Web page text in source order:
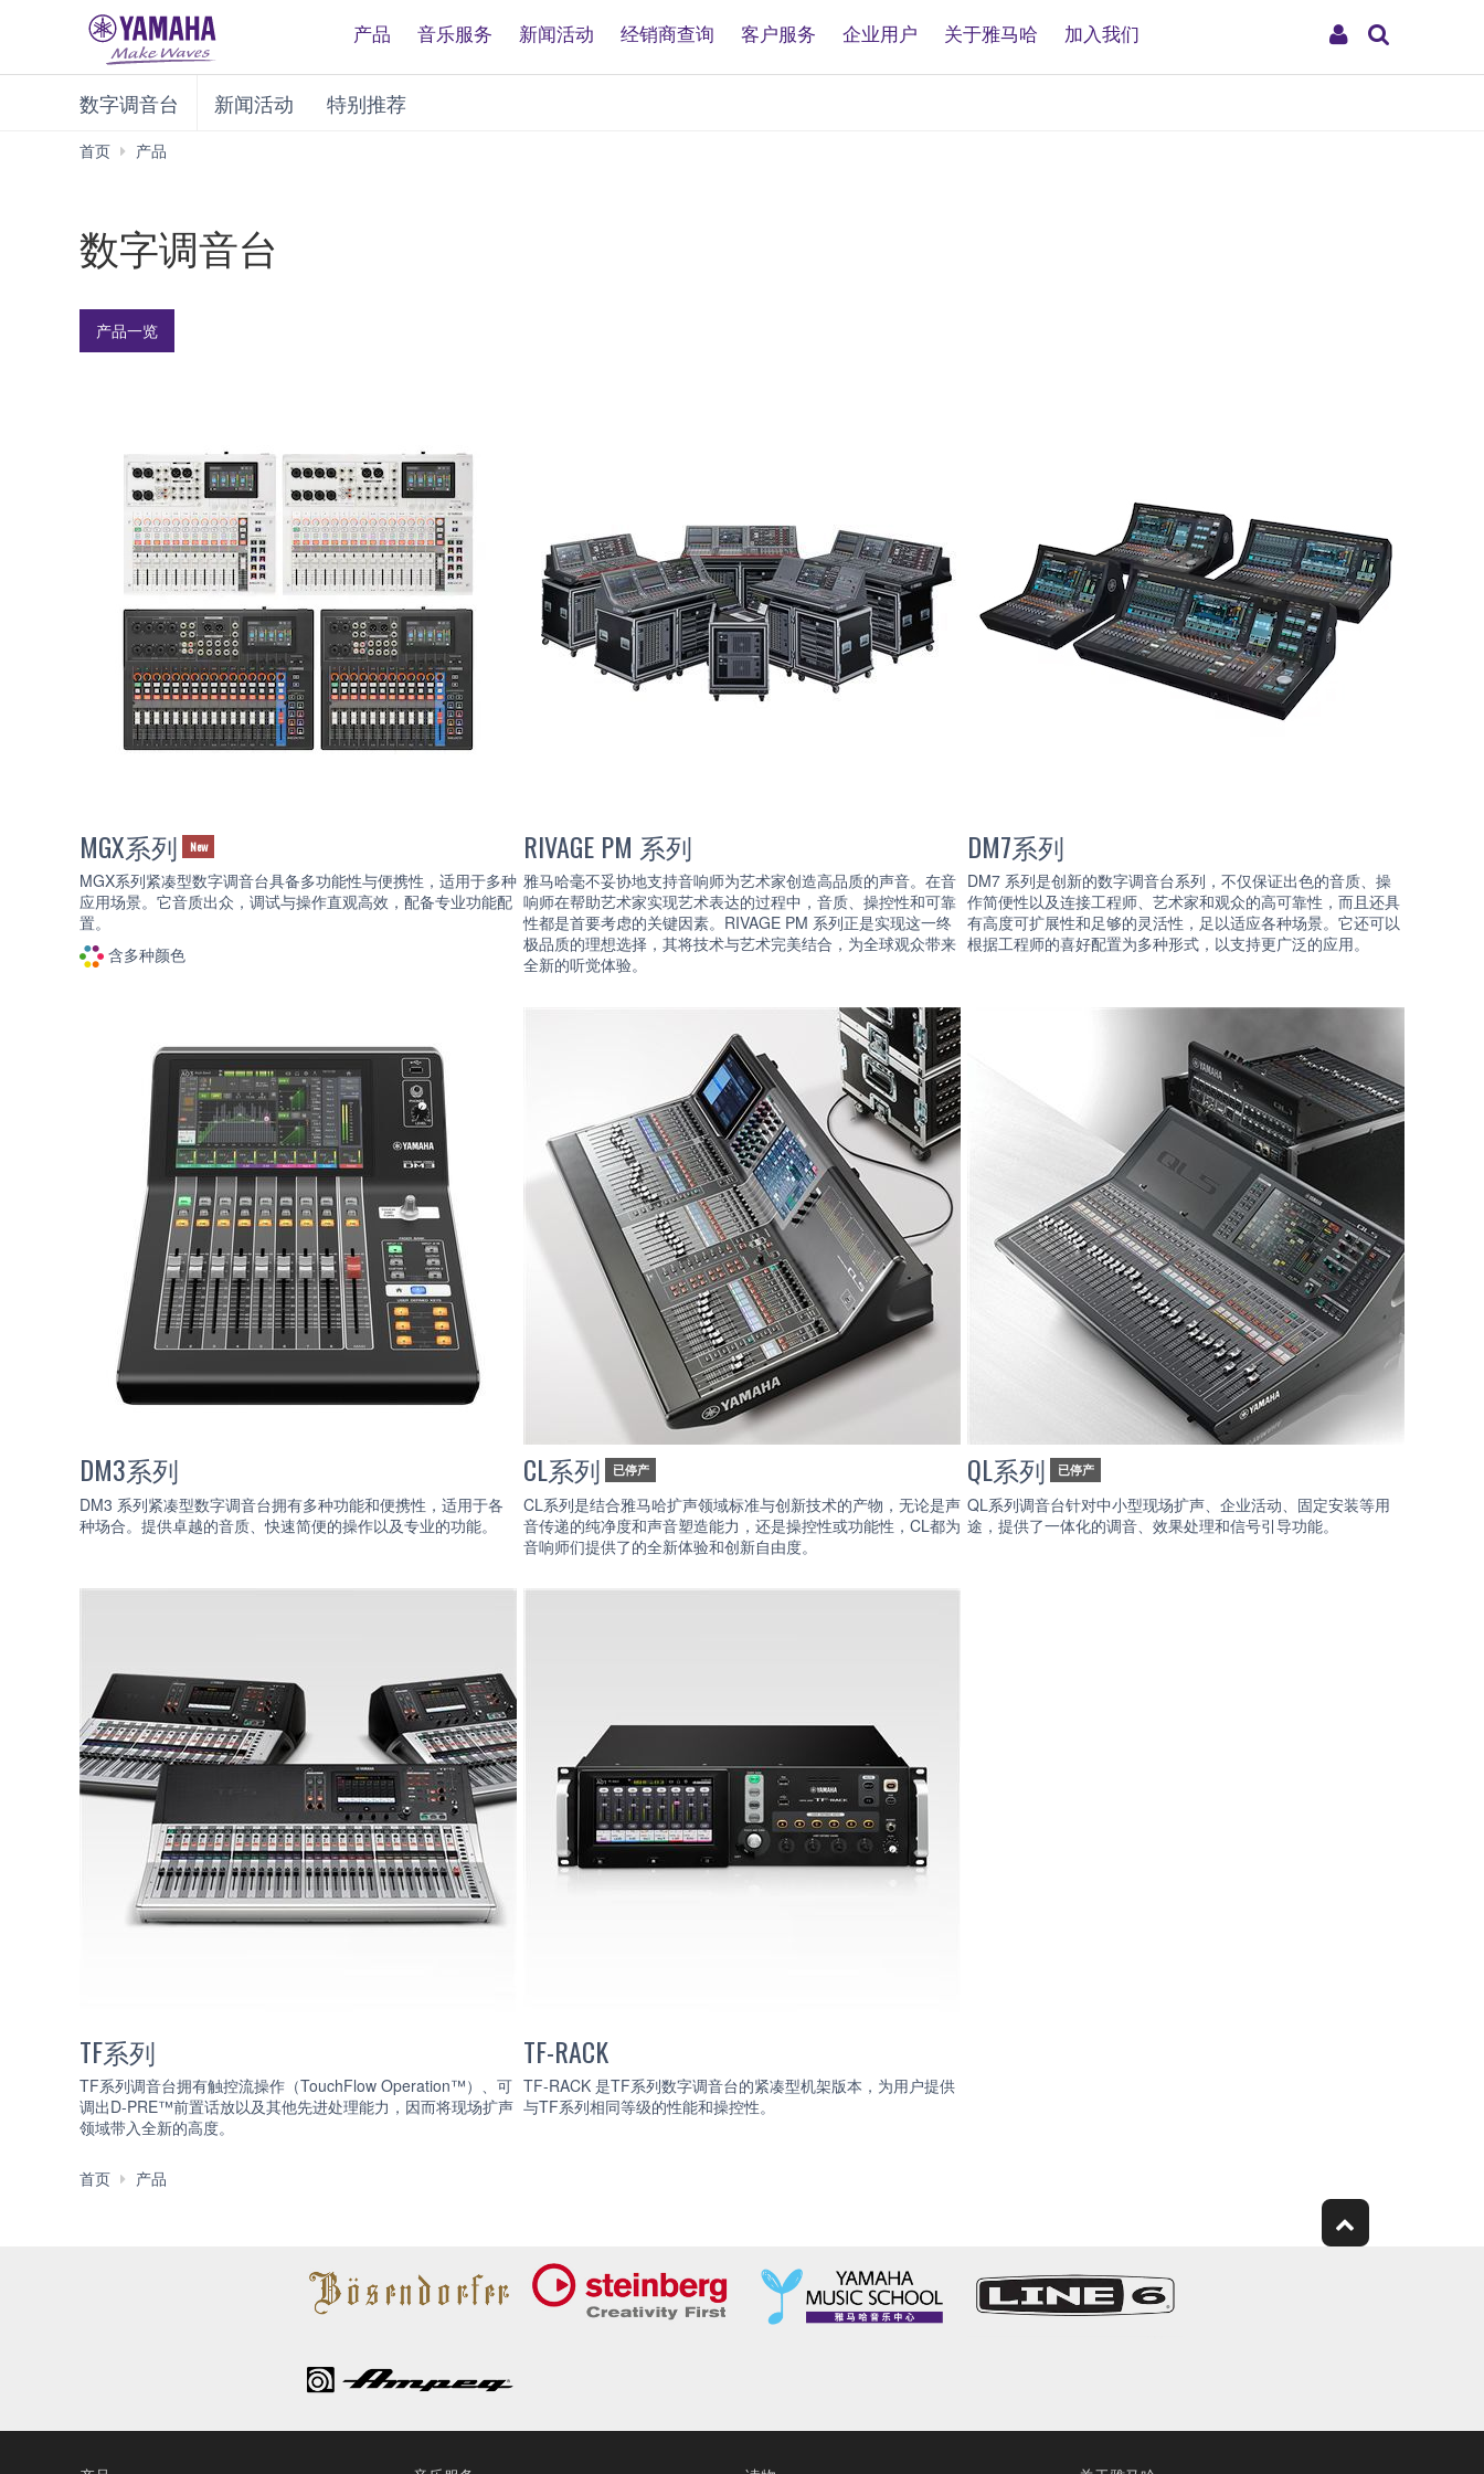
My
产品 音乐服务 新闻活动 经销商查询 客户服务 企业用户 关于雅马哈 加入我们
数字调音台 新闻活动 特别推荐
首页 产品
台
数字调音台
产品一览
MGX系列 New
MGX系列紧凑型数字调音台具备多功能性与便携性，适用于多种
应用场景。它音质出众，调试与操作直观高效，配备专业功能配
置。
含多种颜色
RIVAGE PM 系列
雅马哈毫不妥协地支持音响师为艺术家创造高品质的声音。在音
响师在帮助艺术家实现艺术表达的过程中，音质、操控性和可靠
性都是首要考虑的关键因素。RIVAGE PM 系列正是实现这一终
极品质的理想选择，其将技术与艺术完美结合，为全球观众带来
全新的听觉体验。
DM7系列
DM7 系列是创新的数字调音台系列，不仅保证出色的音质、操
作简便性以及连接工程师、艺术家和观众的高可靠性，而且还具
有高度可扩展性和足够的灵活性，足以适应各种场景。它还可以
根据工程师的喜好配置为多种形式，以支持更广泛的应用。
DM3系列
DM3 系列紧凑型数字调音台拥有多种功能和便携性，适用于各
种场合。提供卓越的音质、快速简便的操作以及专业的功能。
CL系列 已停产
CL系列是结合雅马哈扩声领域标准与创新技术的产物，无论是声
音传递的纯净度和声音塑造能力，还是操控性或功能性，CL都为
音响师们提供了的全新体验和创新自由度。
QL系列 已停产
QL系列调音台针对中小型现场扩声、企业活动、固定安装等用
途，提供了一体化的调音、效果处理和信号引导功能。
TF系列
TF系列调音台拥有触控流操作（TouchFlow Operation™）、可
调出D-PRE™前置话放以及其他先进处理能力，因而将现场扩声
领域带入全新的高度。
TF-RACK
TF-RACK 是TF系列数字调音台的紧凑型机架版本，为用户提供
与TF系列相同等级的性能和操控性。
首页 产品